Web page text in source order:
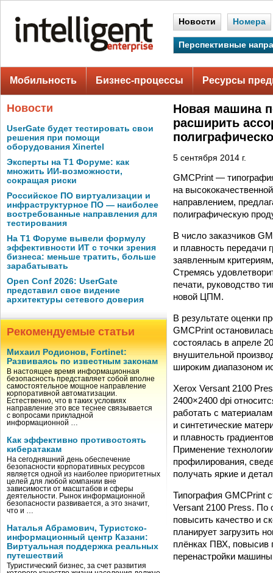
Новости Номера
Перспективные
Мобильность Бизнес-процессы Ресурсы
Новости
UserGate будет тестировать свои
решения при помощи
оборудования Xinertel
Эксперты на Т1 Форуме: как
множить ИИ-возможности,
сокращая риски
Российское ПО виртуализации и
инфраструктурное ПО — наиболее
востребованные направления для
тестирования
На Т1 Форуме вывели формулу
эффективности ИТ с точки зрения
бизнеса: меньше тратить, больше
зарабатывать
Open Conf 2026: UserGate
представил свое видение
архитектуры сетевого доверия
Рекомендуемые статьи
Михаил Родионов, Fortinet:
Развиваясь по известным законам
В настоящее время информационная
безопасность представляет собой вполне
самостоятельное мощное направление
корпоративной автоматизации.
Естественно, что в таких условиях
направление это все теснее связывается
с вопросами прикладной
информационной …
Как эффективно противостоять
кибератакам
На сегодняшний день обеспечение
безопасности корпоративных ресурсов
является одной из наиболее приоритетных
целей для любой компании вне
зависимости от масштабов и сферы
деятельности. Рынок информационной
безопасности развивается, а это значит,
что и …
Наталья Абрамович, Туристско-
информационный центр Казани:
Виртуальная поддержка реальных
путешествий
Туристический бизнес, за счет развития
Новая машина
расширить
5 сентября 2014 г.
GMCPrint —
на
направлением,
полиграфическую
В число заказчиков
и плавность передачи
заявленным
Стремясь
печати, руководство
новой ЦПМ.
В результате оценки
GMCPrint
состоялась в апреле
внушительной
широким диапазоном
Xerox Versant 2100
2400×2400 dpi
работать с
и синтетические
и плавность
Применение
профилирования,
получать яркие и
Типография GMCPrint
Versant 2100 Press. По
повысить качество и
планирует загрузить
плёнках ПВХ, повысив
перенастройки